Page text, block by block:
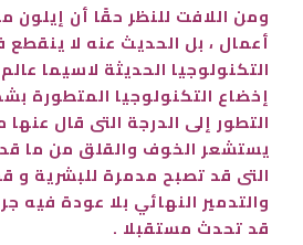
ومن اللافت للنظر حقًا أن
أعمال ، بل الحديث عنه لا
التكنولوجيا الحديثة لاسيما
إخضاع التكنولوجيا المتطورة
التطور إلى الدرجة التى قال
يستشعر الخوف والقلق من ما
التى قد تصبح مدمرة للبشرية و
والتدمير النهائي بلا عودة فيه
قد تحدث مستقبلا .